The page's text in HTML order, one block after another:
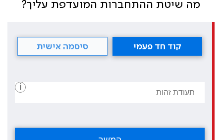
מה שיטת ההתחברות המועדפת עליך?
קוד חד פעמי סיסמה אישית
i